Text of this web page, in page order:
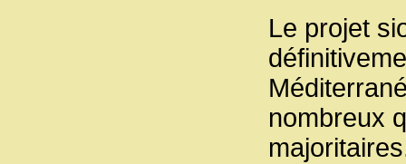
Le projet
nombreux